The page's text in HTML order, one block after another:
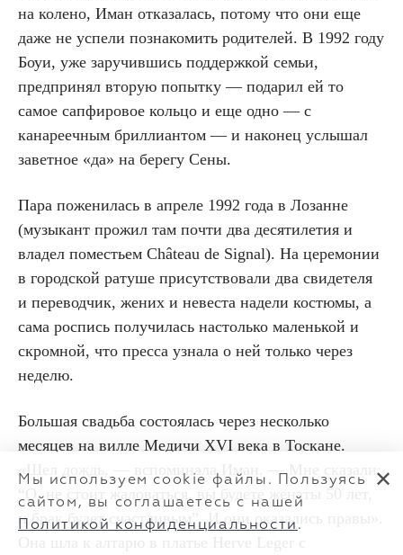
на колено, Иман отказалась, потому что они еще
даже не успели познакомить родителей. В 1992 году
Боуи, уже заручившись поддержкой семьи,
предпринял вторую попытку — подарил ей то
самое сапфировое кольцо и еще одно — с
канареечным бриллиантом — и наконец услышал
заветное «да» на берегу Сены.
Пара поженилась в апреле 1992 года в Лозанне
(музыкант прожил там почти два десятилетия и
владел поместьем Château de Signal). На церемонии
в городской ратуше присутствовали два свидетеля
и переводчик, жених и невеста надели костюмы, а
сама роспись получилась настолько маленькой и
скромной, что пресса узнала о ней только через
неделю.
Большая свадьба состоялась через несколько
месяцев на вилле Медичи XVI века в Тоскане.
«Шел дождь, — вспоминала Иман. — Мне сказали:
“О, не стоит жаловаться, вы будете женаты 50 лет,
и брак будет счастливым”. И они оказались правы».
Мы используем cookie файлы. Пользуясь
сайтом, вы соглашаетесь с нашей
Политикой конфиденциальности .
✕